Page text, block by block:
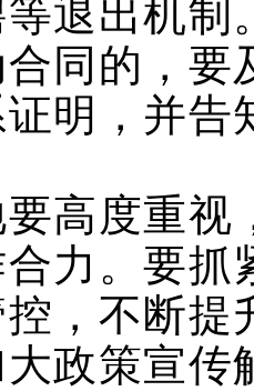
退出机制
同的，要
明，并告
度重视，
力。要抓
，不断提
政策宣传